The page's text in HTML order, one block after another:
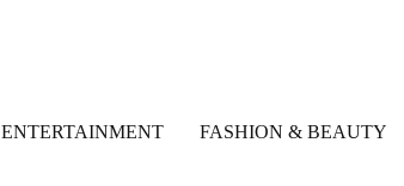
ENTERTAINMENT FASHION & BEAUTY